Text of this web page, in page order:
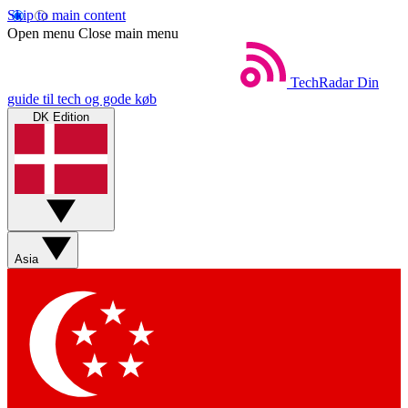
Skip to main content
Open menu Close main menu
TechRadar Din
guide til tech og gode køb
DK Edition
Asia